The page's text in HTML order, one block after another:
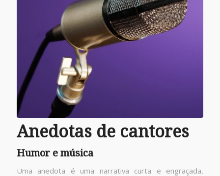
Anedotas de cantores
Humor e música
Uma anedota é uma narrativa curta e engraçada,